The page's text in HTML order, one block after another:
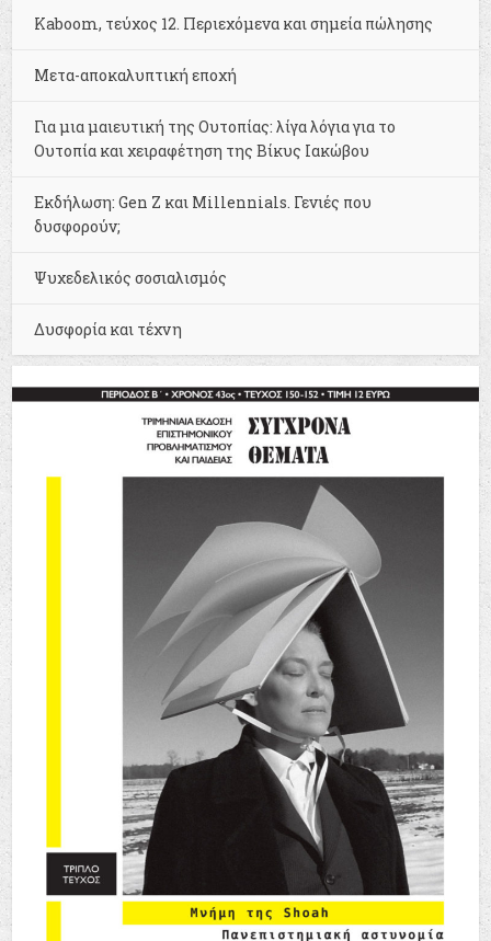
Kaboom, τεύχος 12. Περιεχόμενα και σημεία πώλησης
Μετα-αποκαλυπτική εποχή
Για μια μαιευτική της Ουτοπίας: λίγα λόγια για το
Ουτοπία και χειραφέτηση της Βίκυς Ιακώβου
Εκδήλωση: Gen Z και Millennials. Γενιές που
δυσφορούν;
Ψυχεδελικός σοσιαλισμός
Δυσφορία και τέχνη